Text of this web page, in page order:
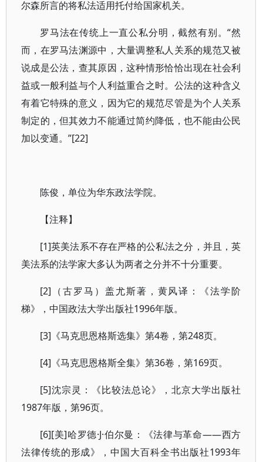
尔森所言的将私法适用托付给国家机关。
罗马法在传统上一直公私分明，截然有别。“然
而，在罗马法渊源中，大量调整私人关系的规范又被
说成是公法，查其原因，这种情形恰恰出现在社会利
益或一般利益与个人利益重合之时。公法的这种含义
有着它特殊的意义，因为它的规范尽管是为个人关系
制定的，但其效力不能通过简约降低，也不能由公民
加以变通。”[22]
陈俊，单位为华东政法学院。
【注释】
[1]英美法系不存在严格的公私法之分，并且，英
美法系的法学家大多认为两者之分并不十分重要。
[2]（古罗马）盖尤斯著，黄风译：《法学阶
梯》，中国政法大学出版社1996年版。
[3]《马克思恩格斯选集》第4卷，第248页。
[4]《马克思恩格斯全集》第36卷，第169页。
[5]沈宗灵：《比较法总论》，北京大学出版社
1987年版，第96页。
[6][美]哈罗德·J·伯尔曼：《法律与革命——西方
法律传统的形成》，中国大百科全书出版社1993年